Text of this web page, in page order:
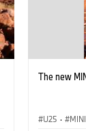
The new
U25 · MINI